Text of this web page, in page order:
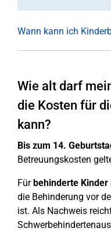
Wann kann ich
Wie alt darf
die Kosten für
kann?
Bis zum 14.
Betreuungskosten
Fürbehinderte Kinder
die Behinderung vor
ist. Als Nachweis